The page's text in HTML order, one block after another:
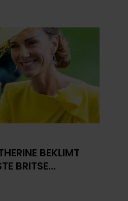
BEKLIMT
BRITSE